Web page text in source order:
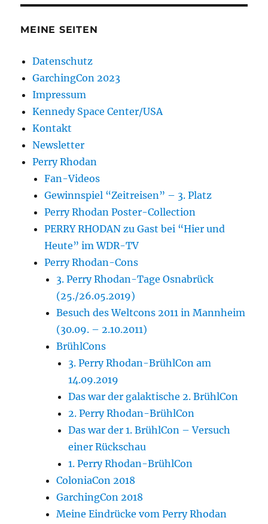
MEINE SEITEN
Datenschutz
GarchingCon 2023
Impressum
Kennedy Space Center/USA
Kontakt
Newsletter
Perry Rhodan
Fan-Videos
Gewinnspiel “Zeitreisen” – 3. Platz
Perry Rhodan Poster-Collection
PERRY RHODAN zu Gast bei “Hier und
Heute” im WDR-TV
Perry Rhodan-Cons
3. Perry Rhodan-Tage Osnabrück
(25./26.05.2019)
Besuch des Weltcons 2011 in Mannheim
(30.09. – 2.10.2011)
BrühlCons
3. Perry Rhodan-BrühlCon am
14.09.2019
Das war der galaktische 2. BrühlCon
2. Perry Rhodan-BrühlCon
Das war der 1. BrühlCon – Versuch
einer Rückschau
1. Perry Rhodan-BrühlCon
ColoniaCon 2018
GarchingCon 2018
Meine Eindrücke vom Perry Rhodan